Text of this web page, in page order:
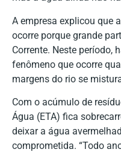
A empresa explicou que
ocorre porque grande
Corrente. Neste período,
fenômeno que ocorre
margens do rio se
Com o acúmulo de
Água (ETA) fica
deixar a água
comprometida. “Todo